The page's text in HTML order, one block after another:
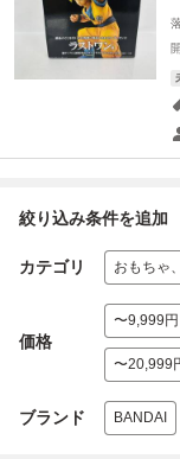
絞り込み条件を追加
カテゴリ おもちゃ
価格
〜9,999円
〜20,999
ブランド BANDAI